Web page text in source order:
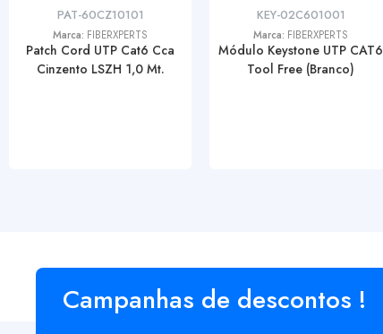
PAT-60CZ10101
Marca: FIBERXPERTS
Patch Cord UTP Cat6 Cca
Cinzento LSZH 1,0 Mt.
KEY-02C601001
Marca: FIBERXPERTS
Módulo Keystone UTP CAT6
Tool Free (Branco)
Campanhas de descontos !